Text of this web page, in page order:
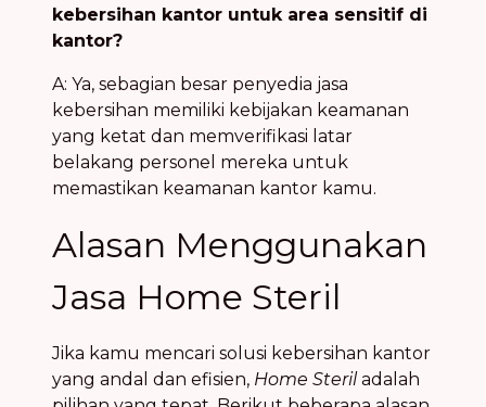
kebersihan kantor untuk area sensitif di
kantor?
A: Ya, sebagian besar penyedia jasa
kebersihan memiliki kebijakan keamanan
yang ketat dan memverifikasi latar
belakang personel mereka untuk
memastikan keamanan kantor kamu.
Alasan Menggunakan
Jasa Home Steril
Jika kamu mencari solusi kebersihan kantor
yang andal dan efisien, Home Steril adalah